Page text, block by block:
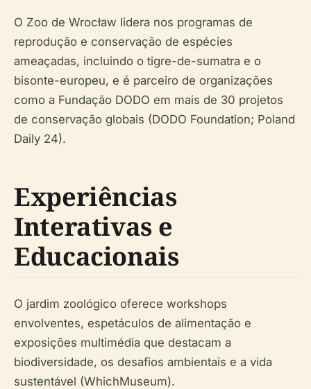
O Zoo de Wrocław lidera nos programas de
reprodução e conservação de espécies
ameaçadas, incluindo o tigre-de-sumatra e o
bisonte-europeu, e é parceiro de organizações
como a Fundação DODO em mais de 30 projetos
de conservação globais (DODO Foundation; Poland
Daily 24).
Experiências
Interativas e
Educacionais
O jardim zoológico oferece workshops
envolventes, espetáculos de alimentação e
exposições multimédia que destacam a
biodiversidade, os desafios ambientais e a vida
sustentável (WhichMuseum).